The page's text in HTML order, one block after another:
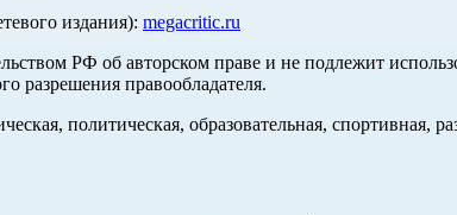
издания): megacritic.ru
РФ об авторском праве и не подлежит
разрешения правообладателя.
политическая, образовательная, спортивная,